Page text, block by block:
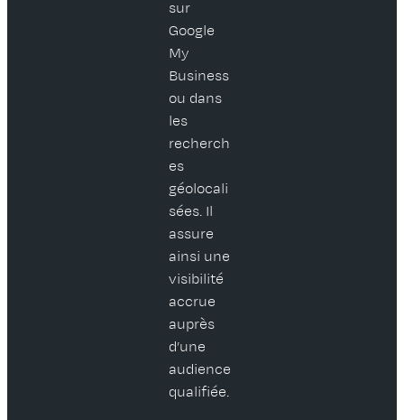
sur
Google
My
Business
ou dans
les
recherch
es
géolocali
sées. Il
assure
ainsi une
visibilité
accrue
auprès
d’une
audience
qualifiée.